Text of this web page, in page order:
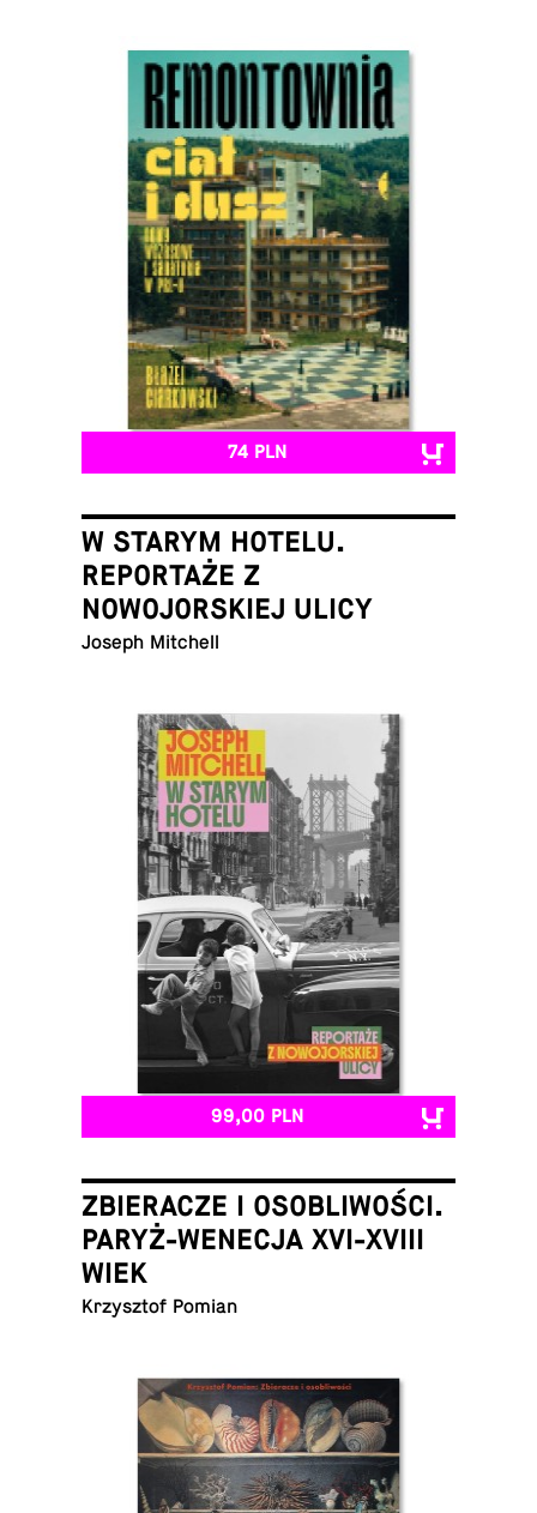
74 PLN
W STARYM HOTELU.
REPORTAŻE Z
NOWOJORSKIEJ ULICY
Joseph Mitchell
99,00 PLN
ZBIERACZE I OSOBLIWOŚCI.
PARYŻ-WENECJA XVI-XVIII
WIEK
Krzysz­tof Pomian